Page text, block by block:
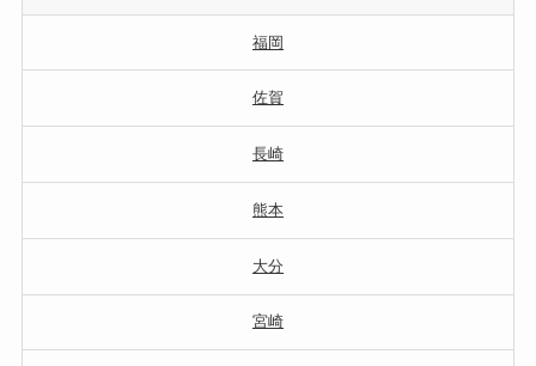
福岡
佐賀
長崎
熊本
大分
宮崎